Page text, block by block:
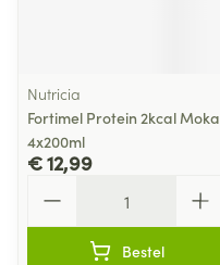
Nutricia
Fortimel Protein 2kcal Moka
4x200ml
€ 12,99
Bestel